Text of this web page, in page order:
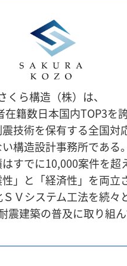
くら構造（株）は、
在籍数日本国内TOP3を
技術を保有する全国対
構造設計事務所である
すでに10,000案件を超
」と「経済性」を両立
Ｖシステム工法を続々
震建築の普及に取り組